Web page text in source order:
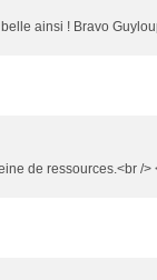
ainsi ! Bravo
de ressources.<br />